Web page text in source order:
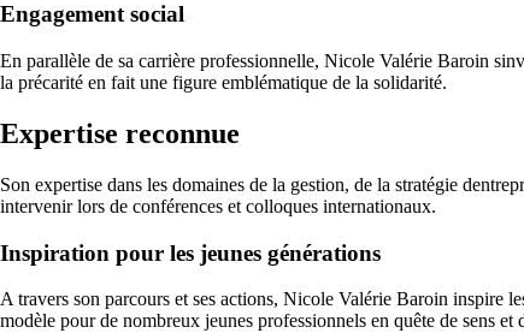
Engagement social
En parallèle de sa carrière professionnelle, Nicole Valérie Baroin
la précarité en fait une figure emblématique de la solidarité.
Expertise reconnue
Son expertise dans les domaines de la gestion, de la stratégie
intervenir lors de conférences et colloques internationaux.
Inspiration pour les jeunes générations
A travers son parcours et ses actions, Nicole Valérie Baroin inspire
modèle pour de nombreux jeunes professionnels en quête de sens et